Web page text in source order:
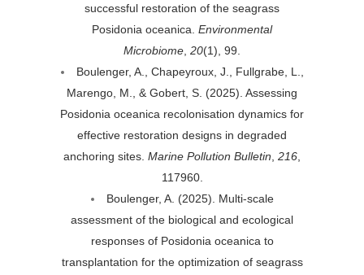
successful restoration of the seagrass
Posidonia oceanica. Environmental
Microbiome 20(1), 99.
Boulenger, A., Chapeyroux, J., Fullgrabe, L.,
Marengo, M., & Gobert, S. (2025). Assessing
Posidonia oceanica recolonisation dynamics for
effective restoration designs in degraded
anchoring sites. Marine Pollution Bulletin 216
117960.
Boulenger, A. (2025). Multi-scale
assessment of the biological and ecological
responses of Posidonia oceanica to
transplantation for the optimization of seagrass